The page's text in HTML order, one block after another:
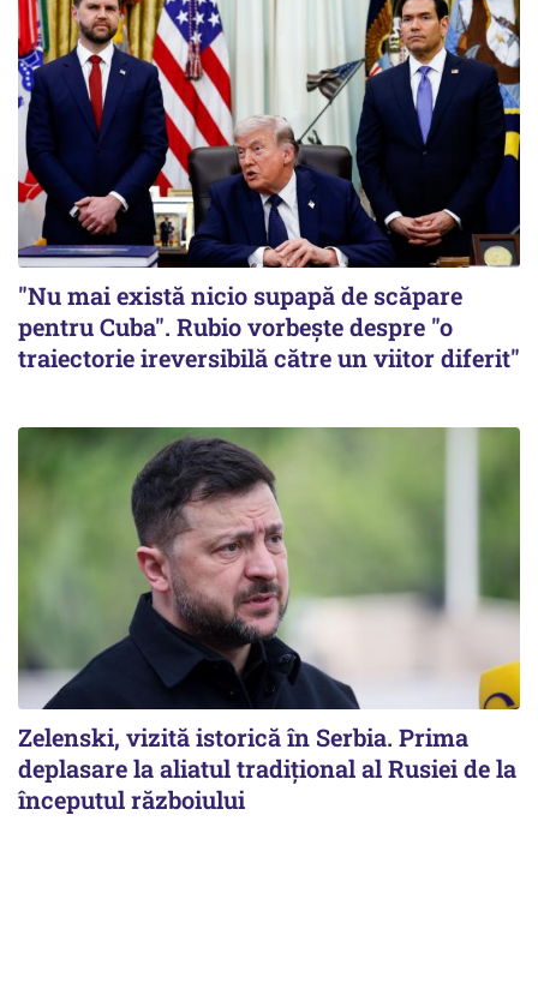
"Nu mai există nicio supapă de scăpare
pentru Cuba". Rubio vorbește despre "o
traiectorie ireversibilă către un viitor diferit"
Zelenski, vizită istorică în Serbia. Prima
deplasare la aliatul tradițional al Rusiei de la
începutul războiului